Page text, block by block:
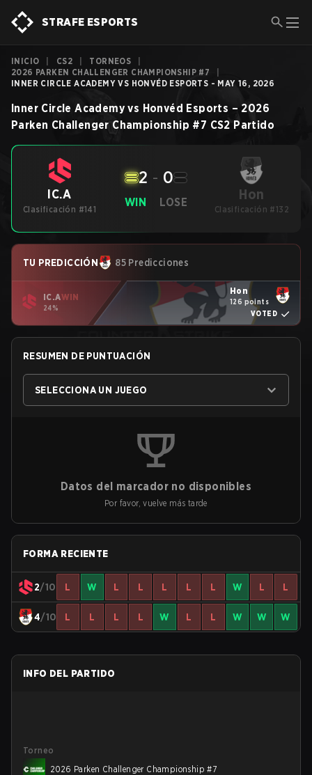
STRAFE ESPORTS
INICIO CS2 TORNEOS
2026 PARKEN CHALLENGER CHAMPIONSHIP #7
INNER CIRCLE ACADEMY VS HONVÉD ESPORTS - MAY 16, 2026
Inner Circle Academy vs Honvéd Esports – 2026
Parken Challenger Championship #7 CS2 Partido
IC.A
Clasificación #141
WIN
2 - 0
LOSE Hon
Clasificación #132
TU PREDICCIÓN 85 Predicciones
IC.AWIN
24%
Hon
126 points
VOTED
RESUMEN DE PUNTUACIÓN
SELECCIONA UN JUEGO
Datos del marcador no disponibles
Por favor, vuelve más tarde
FORMA RECIENTE
2/10 L W L L L L L W L L
4/10 L L L L W L L W W W
INFO DEL PARTIDO
Torneo
2026 Parken Challenger Championship #7